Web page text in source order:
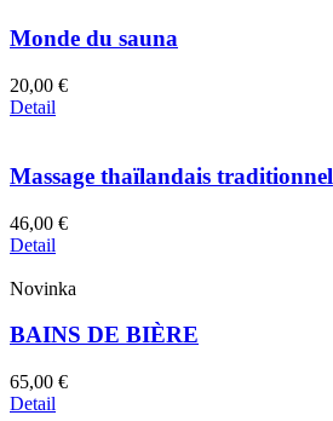
Monde du sauna
20,00 €
Detail
Massage thaïlandais traditionnel
46,00 €
Detail
Novinka
BAINS DE BIÈRE
65,00 €
Detail